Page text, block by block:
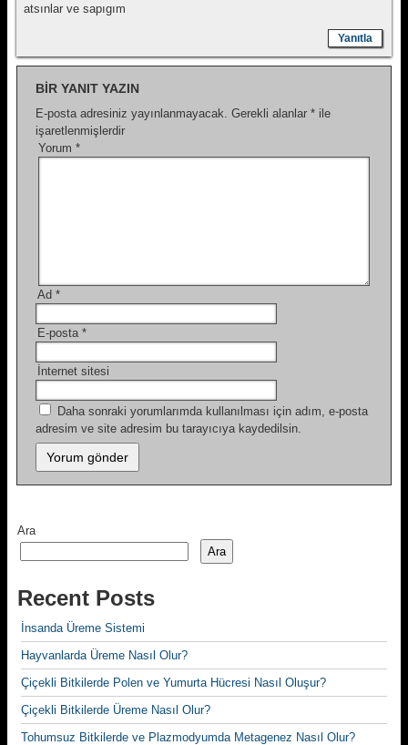
atsınlar ve sapıgım
Yanıtla
BIR YANIT YAZIN
E-posta adresiniz yayınlanmayacak. Gerekli alanlar * ile
işaretlenmişlerdir
Yorum *
Ad *
E-posta *
İnternet sitesi
Daha sonraki yorumlarımda kullanılması için adım, e-posta
adresim ve site adresim bu tarayıcıya kaydedilsin.
Ara
Ara
Recent Posts
İnsanda Üreme Sistemi
Hayvanlarda Üreme Nasıl Olur?
Çiçekli Bitkilerde Polen ve Yumurta Hücresi Nasıl Oluşur?
Çiçekli Bitkilerde Üreme Nasıl Olur?
Tohumsuz Bitkilerde ve Plazmodyumda Metagenez Nasıl Olur?